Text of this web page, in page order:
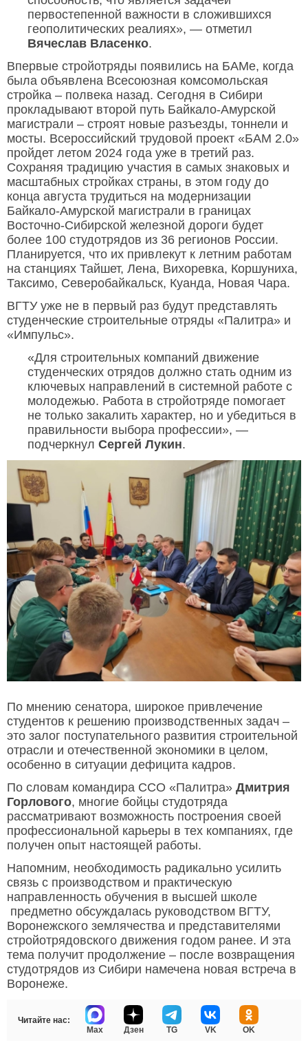
первостепенной важности в сложившихся
геополитических реалиях», — отметил
Вячеслав Власенко.
Впервые стройотряды появились на БАМе, когда
была объявлена Всесоюзная комсомольская
стройка – полвека назад. Сегодня в Сибири
прокладывают второй путь Байкало-Амурской
магистрали – строят новые разъезды, тоннели и
мосты. Всероссийский трудовой проект «БАМ 2.0»
пройдет летом 2024 года уже в третий раз.
Сохраняя традицию участия в самых знаковых и
масштабных стройках страны, в этом году до
конца августа трудиться на модернизации
Байкало-Амурской магистрали в границах
Восточно-Сибирской железной дороги будет
более 100 студотрядов из 36 регионов России.
Планируется, что их привлекут к летним работам
на станциях Тайшет, Лена, Вихоревка, Коршуниха,
Таксимо, Северобайкальск, Куанда, Новая Чара.
ВГТУ уже не в первый раз будут представлять
студенческие строительные отряды «Палитра» и
«Импульс».
«Для строительных компаний движение
студенческих отрядов должно стать одним из
ключевых направлений в системной работе с
молодежью. Работа в стройотряде помогает
не только закалить характер, но и убедиться в
правильности выбора профессии», —
подчеркнул Сергей Лукин.
По мнению сенатора, широкое привлечение
студентов к решению производственных задач –
это залог поступательного развития строительной
отрасли и отечественной экономики в целом,
особенно в ситуации дефицита кадров.
По словам командира ССО «Палитра» Дмитрия
Горлового, многие бойцы студотряда
рассматривают возможность построения своей
профессиональной карьеры в тех компаниях, где
получен опыт настоящей работы.
Напомним, необходимость радикально усилить
связь с производством и практическую
направленность обучения в высшей школе
предметно обсуждалась руководством ВГТУ,
Воронежского землячества и представителями
стройотрядовского движения годом ранее. И эта
тема получит продолжение – после возвращения
студотрядов из Сибири намечена новая встреча в
Воронеже.
Читайте нас:
Max
Дзен TG VK OK